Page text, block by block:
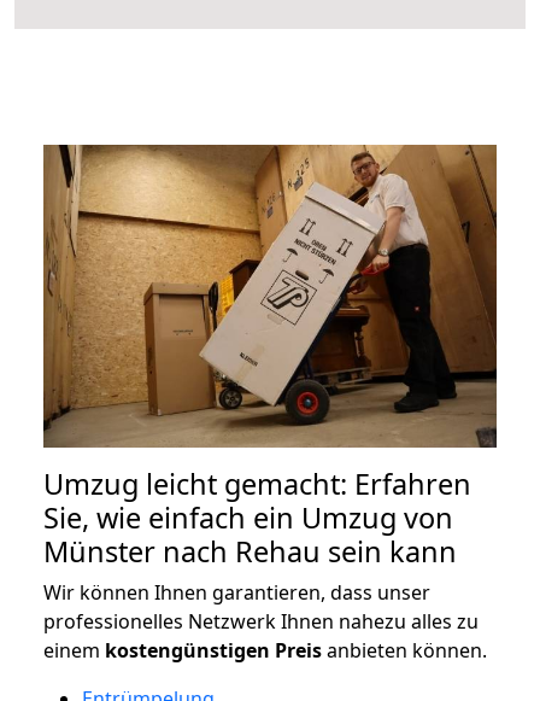
Umzug leicht gemacht: Erfahren
Sie, wie einfach ein Umzug von
Münster nach Rehau sein kann
Wir können Ihnen garantieren, dass unser
professionelles Netzwerk Ihnen nahezu alles zu
einem kostengünstigen Preisanbieten können.